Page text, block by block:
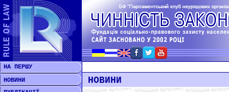
НА ПЕРШУ
НОВИНИ
НОВИНИ